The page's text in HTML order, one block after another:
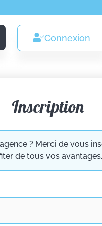
Connexion
Inscription
? Merci de vous
de tous vos avantages.